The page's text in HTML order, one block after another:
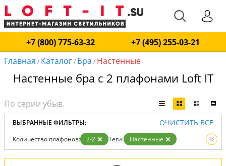
+7 (800) 775-63-32
+7 (495) 255-03-21
Главная / Каталог/ Бра / Настенные
Настенные бра с 2 плафонами Loft IT
ВЫБРАННЫЕ ФИЛЬТРЫ: ОЧИСТИТЬ ВСЕ
Количество плафонов: 2-2 Теги:
Настенные
Вид:
Бра